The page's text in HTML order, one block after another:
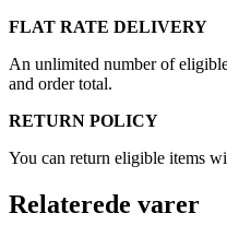
FLAT RATE DELIVERY
An unlimited number of
and order total.
RETURN POLICY
You can return eligible items
Relaterede varer